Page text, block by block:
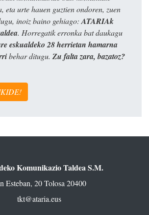
eta urte hauen guztien ondoren, zuen
inoiz baino gehiago: ATARIAk
. Horregatik erronka bat daukagu
eskualdeko 28 herrietan hamarna
behar ditugu. Zu falta zara, bazatoz?
Komunikazio Taldea S.M.
Esteban, 20 Tolosa 20400
tkt@ataria.eus